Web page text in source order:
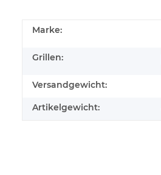
Marke:
Grillen:
Versandgewicht:
Artikelgewicht: